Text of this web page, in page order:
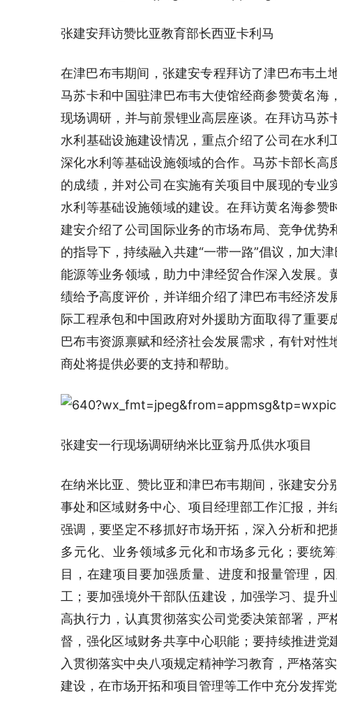
张建安拜访赞比亚教育部长西亚卡利马
在津巴布韦期间，张建安专程拜访了津巴布韦土
马苏卡和中国驻津巴布韦大使馆经商参赞黄名
现场调研，并与前景锂业高层座谈。在拜访马
水利基础设施建设情况，重点介绍了公司在水
深化水利等基础设施领域的合作。马苏卡部长
的成绩，并对公司在实施有关项目中展现的专
水利等基础设施领域的建设。在拜访黄名海参
建安介绍了公司国际业务的市场布局、竞争优
的指导下，持续融入共建“一带一路”倡议，加大
能源等业务领域，助力中津经贸合作深入发展
绩给予高度评价，并详细介绍了津巴布韦经济
际工程承包和中国政府对外援助方面取得了重
巴布韦资源禀赋和经济社会发展需求，有针对
商处将提供必要的支持和帮助。
张建安一行现场调研纳米比亚翁丹瓜供水项目
在纳米比亚、赞比亚和津巴布韦期间，张建安
事处和区域财务中心、项目经理部工作汇报，
强调，要坚定不移抓好市场开拓，深入分析和
多元化、业务领域多元化和市场多元化；要统
目，在建项目要加强质量、进度和报量管理，
工；要加强境外干部队伍建设，加强学习、提
高执行力，认真贯彻落实公司党委决策部署，
督，强化区域财务共享中心职能；要持续推进
入贯彻落实中央八项规定精神学习教育，严格落
建设，在市场开拓和项目管理等工作中充分发挥